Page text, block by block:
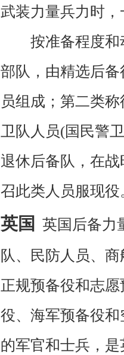
武装力量兵力时
按准备程度
部队，由精选后
员组成；第二类
卫队人员(国民警
退休后备队，在
召此类人员服现役
英国 英国后备力
队、民防人员、
正规预备役和志
役、海军预备役
的军官和士兵，